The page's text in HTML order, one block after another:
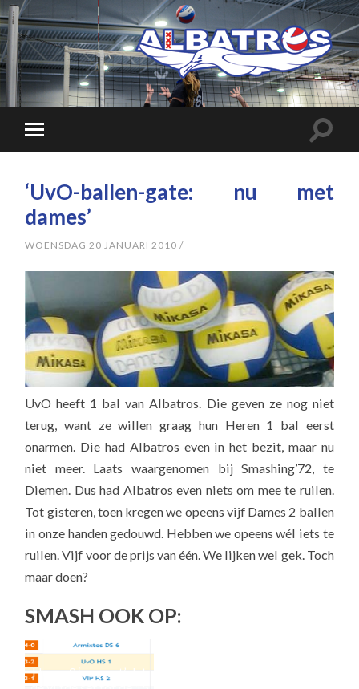
‘UvO-ballen-gate: nu met
dames’
WOENSDAG 20 JANUARI 2010 /
UvO heeft 1 bal van Albatros. Die geven ze nog niet
terug, want ze willen graag hun Heren 1 bal eerst
onarmen. Die had Albatros even in het bezit, maar nu
niet meer. Laats waargenomen bij Smashing’72, te
Diemen. Dus had Albatros even niets om mee te ruilen.
Tot gisteren, toen kregen we opeens vijf Dames 2 ballen
in onze handen gedouwd. Hebben we opeens wél iets te
ruilen. Vijf voor de prijs van één. We lijken wel gek. Toch
maar doen?
SMASH OOK OP:
Heren 2 ‘vergeet’ dat